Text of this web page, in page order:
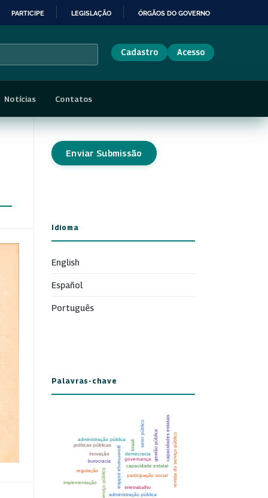
PARTICIPE LEGISLAÇÃO ÓRGÃOS DO GOVERNO
Cadastro Acesso
Notícias Contatos
Enviar Submissão
Idioma
English
Español
Português
Palavras-chave